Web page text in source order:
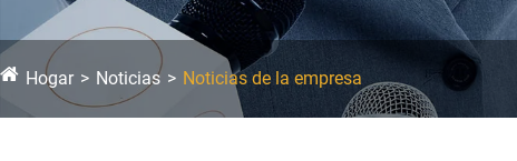
Hogar Noticias Noticias de la empresa